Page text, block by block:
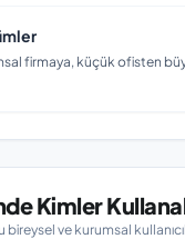
firmaya, küçük ofisten
Kimler
ve kurumsal